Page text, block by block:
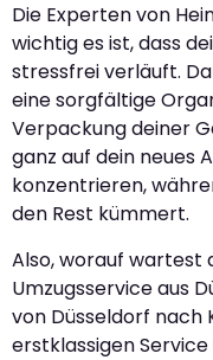
Die Experten von
wichtig es ist, dass
stressfrei verläuft.
eine sorgfältige
Verpackung deiner
ganz auf dein neues
konzentrieren,
den Rest kümmert.
Also, worauf wartest
Umzugsservice aus
von Düsseldorf nach
erstklassigen